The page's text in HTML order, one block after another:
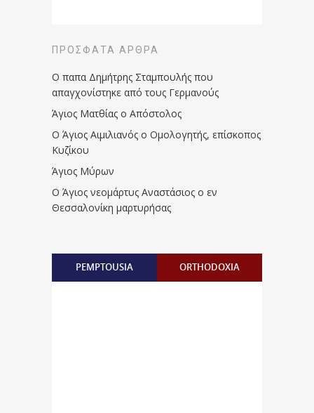
ΠΡΌΣΦΑΤΑ ΆΡΘΡΑ
Ο παπα Δημήτρης Σταμπουλής που
απαγχονίστηκε από τους Γερμανούς
Άγιος Ματθίας ο Απόστολος
Ο Άγιος Αιμιλιανός ο Ομολογητής, επίσκοπος
Κυζίκου
Άγιος Μύρων
Ο Άγιος νεομάρτυς Αναστάσιος ο εν
Θεσσαλονίκη μαρτυρήσας
PEMPTOUSIA ORTHODOXIA